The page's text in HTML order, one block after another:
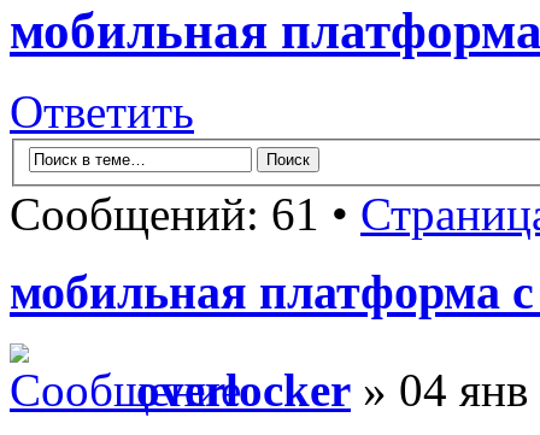
мобильная
Ответить
Сообщений: 61 •
мобильная платформа
overlocker » 04